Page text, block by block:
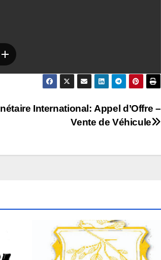
International: Appel d’Offre –
Vente de Véhicule